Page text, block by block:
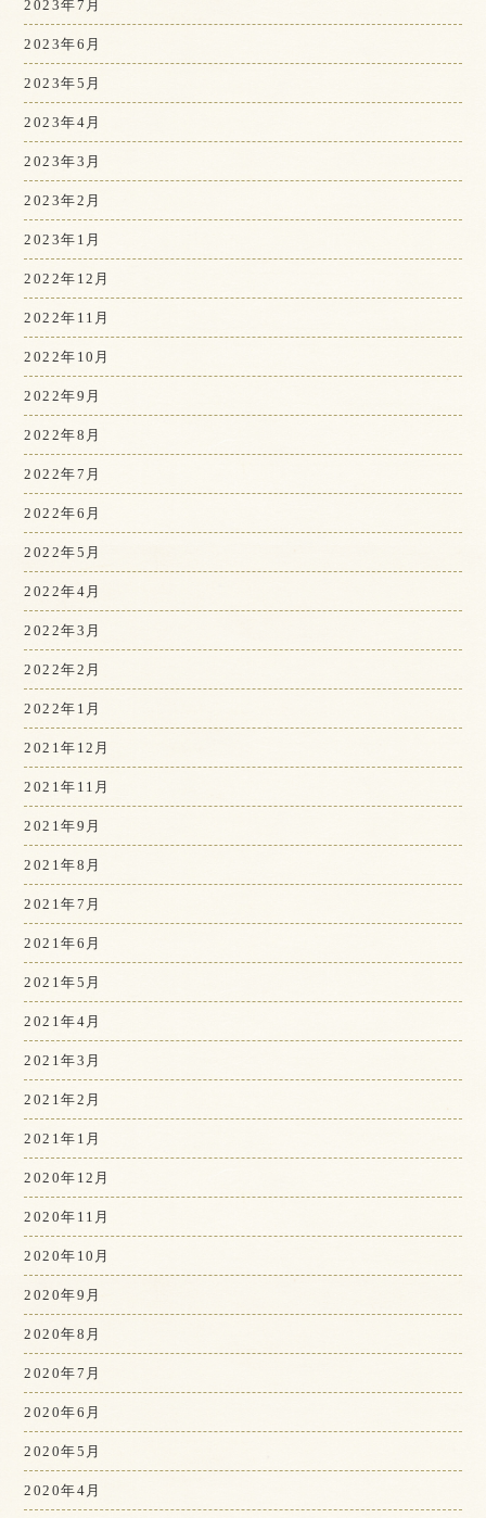
2023年7月
2023年6月
2023年5月
2023年4月
2023年3月
2023年2月
2023年1月
2022年12月
2022年11月
2022年10月
2022年9月
2022年8月
2022年7月
2022年6月
2022年5月
2022年4月
2022年3月
2022年2月
2022年1月
2021年12月
2021年11月
2021年9月
2021年8月
2021年7月
2021年6月
2021年5月
2021年4月
2021年3月
2021年2月
2021年1月
2020年12月
2020年11月
2020年10月
2020年9月
2020年8月
2020年7月
2020年6月
2020年5月
2020年4月